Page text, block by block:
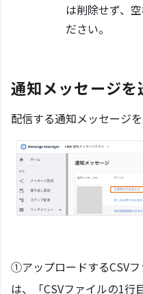
は削除せず、
ださい。
通知メッセージを
配信する通知メッセージを
①アップロードするCSV
は、「CSVファイルの1